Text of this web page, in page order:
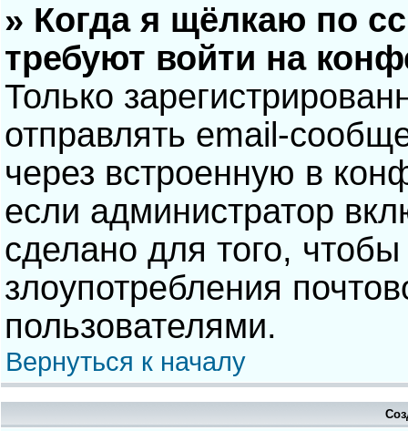
» Когда я щёлкаю по
требуют войти на
Только
отправлять email-
через встроенную в
если администратор
сделано для того, чтобы
злоупотребления
пользователями.
Вернуться к началу